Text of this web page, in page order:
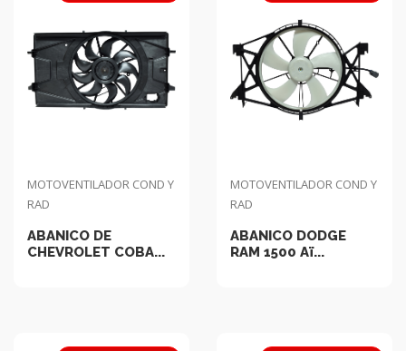
MOTOVENTILADOR COND Y
RAD
ABANICO DE
CHEVROLET COBA...
MOTOVENTILADOR COND Y
RAD
ABANICO DODGE
RAM 1500 Aï...